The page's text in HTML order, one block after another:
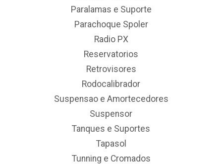
Paralamas e Suporte
Parachoque Spoler
Radio PX
Reservatorios
Retrovisores
Rodocalibrador
Suspensao e Amortecedores
Suspensor
Tanques e Suportes
Tapasol
Tunning e Cromados